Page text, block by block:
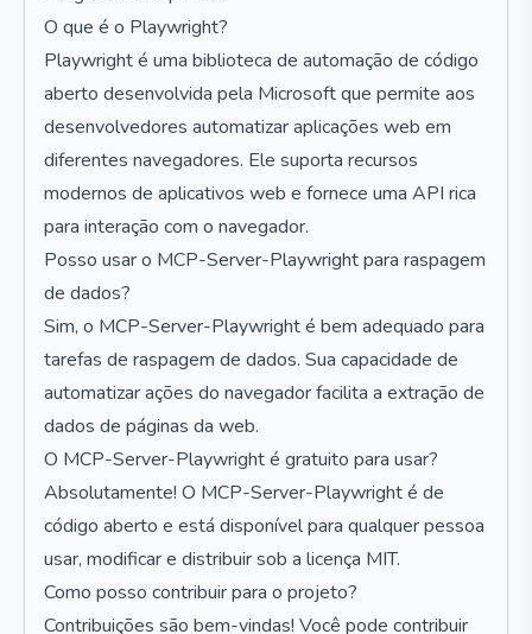
O que é o Playwright?
Playwright é uma biblioteca de automação de código
aberto desenvolvida pela Microsoft que permite aos
desenvolvedores automatizar aplicações web em
diferentes navegadores. Ele suporta recursos
modernos de aplicativos web e fornece uma API rica
para interação com o navegador.
Posso usar o MCP-Server-Playwright para raspagem
de dados?
Sim, o MCP-Server-Playwright é bem adequado para
tarefas de raspagem de dados. Sua capacidade de
automatizar ações do navegador facilita a extração de
dados de páginas da web.
O MCP-Server-Playwright é gratuito para usar?
Absolutamente! O MCP-Server-Playwright é de
código aberto e está disponível para qualquer pessoa
usar, modificar e distribuir sob a licença MIT.
Como posso contribuir para o projeto?
Contribuições são bem-vindas! Você pode contribuir